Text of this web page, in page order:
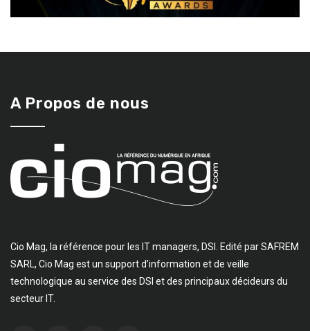
A Propos de nous
Cio Mag, la référence pour les IT managers, DSI. Edité par SAFREM
SARL, Cio Mag est un support d’information et de veille
technologique au service des DSI et des principaux décideurs du
secteur IT.